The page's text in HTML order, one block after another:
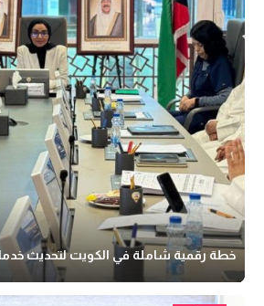
خطة رقمية شاملة في الكويت لتحديث